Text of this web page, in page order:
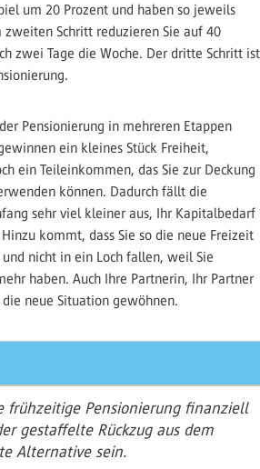
um 20 Prozent und haben so jeweils
Schritt reduzieren Sie auf 40
zwei Tage die Woche. Der dritte Schritt ist
Pensionierung in mehreren Etappen
ein kleines Stück Freiheit,
ein Teileinkommen, das Sie zur Deckung
können. Dadurch fällt die
sehr viel kleiner aus, Ihr Kapitalbedarf
kommt, dass Sie so die neue Freizeit
nicht in ein Loch fallen, weil Sie
haben. Auch Ihre Partnerin, Ihr Partner
neue Situation gewöhnen.
frühzeitige Pensionierung finanziell
gestaffelte Rückzug aus dem
Alternative sein.